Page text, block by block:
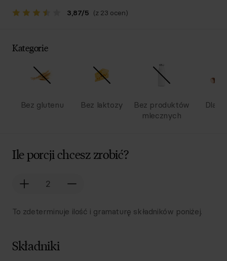
3,87/5 (z 23 ocen)
Kategorie
Bez glutenu Bez laktozy
Bez produktów
mlecznych
Dla
Ile porcji chcesz zrobić?
To zdeterminuje ilość i gramaturę składników poniżej.
Składniki